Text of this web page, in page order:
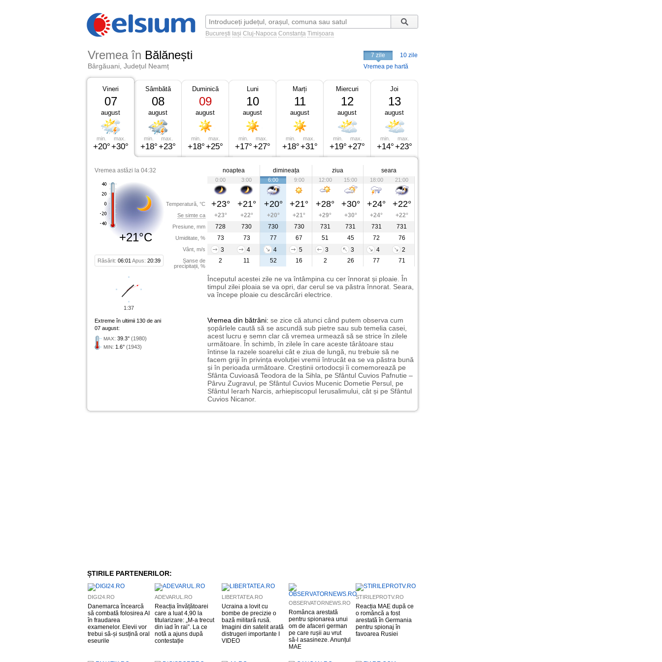
București Iași Cluj-Napoca Constanța Timișoara
Vremea în Bălănești
Bârgăuani, Județul Neamț
7 zile
10 zile
Vremea pe hartă
Vineri
07
august
min.
+20°
max.
+30°
Sâmbătă
08
august
min.
+18°
max.
+23°
Duminică
09
august
min.
+18°
max.
+25°
Luni
10
august
min.
+17°
max.
+27°
Marți
11
august
min.
+18°
max.
+31°
Miercuri
12
august
min.
+19°
max.
+27°
Joi
13
august
min.
+14°
max.
+23°
Vremea astăzi la 04:32
+21°C
Răsărit: 06:01 Apus: 20:39
Temperatură, °C
Se simte ca
Presiune, mm
Umiditate, %
Vânt, m/s
Șanse de
precipitații, %
noaptea dimineața ziua seara
0:00 3:00 6:00 9:00 12:00 15:00 18:00 21:00
+23° +21° +20° +21° +28° +30° +24° +22°
+23° +22° +20° +21° +29° +30° +24°
+22°
728
730 730 730 731 731 731
731
73
73 77 67 51 45 72
76
3
4 4 5 3 3 4
2
2
11 52 16 2 26 77 71
Începutul acestei zile ne va întâmpina cu cer înnorat și ploaie. În
timpul zilei ploaia se va opri, dar cerul se va păstra înnorat. Seara,
va începe ploaie cu descărcări electrice.
Extreme în ultimii 130 de ani
07 august:
MAX: 39.3° (1980)
MIN: 1.6° (1943)
Vremea din bătrâni: se zice că atunci când putem observa cum
șopârlele caută să se ascundă sub pietre sau sub temelia casei,
acest lucru e semn clar că vremea urmează să se strice în zilele
următoare. În schimb, în zilele în care aceste târâtoare stau
întinse la razele soarelui cât e ziua de lungă, nu trebuie să ne
facem griji în privința evoluției vremii întrucât ea se va păstra bună
și în perioada următoare. Creștinii ortodocși îi comemorează pe
Sfânta Cuvioasă Teodora de la Sihla, pe Sfântul Cuvios Pafnutie –
Pârvu Zugravul, pe Sfântul Cuvios Mucenic Dometie Persul, pe
Sfântul Ierarh Narcis, arhiepiscopul Ierusalimului, cât și pe Sfântul
Cuvios Nicanor.
1:37
ȘTIRILE PARTENERILOR:
DIGI24.RO
Danemarca încearcă
să combată folosirea AI
în fraudarea
examenelor. Elevii vor
trebui să-și susțină oral
eseurile
ADEVARUL.RO
Reacția învățătoarei
care a luat 4,90 la
titularizare: „M-a trecut
din iad în rai”. La ce
notă a ajuns după
contestație
LIBERTATEA.RO
Ucraina a lovit cu
bombe de precizie o
bază militară rusă.
Imagini din satelit arată
distrugeri importante I
VIDEO
OBSERVATORNEWS.RO
Românca arestată
pentru spionarea unui
om de afaceri german
pe care rușii au vrut
să-l asasineze. Anunțul
MAE
STIRILEPROTV.RO
Reacția MAE după ce
o româncă a fost
arestată în Germania
pentru spionaj în
favoarea Rusiei